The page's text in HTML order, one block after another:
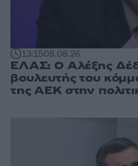
13:1508.08.26
ΕΛΑΣ: Ο Αλέξης
βουλευτής του
της ΑΕΚ στην